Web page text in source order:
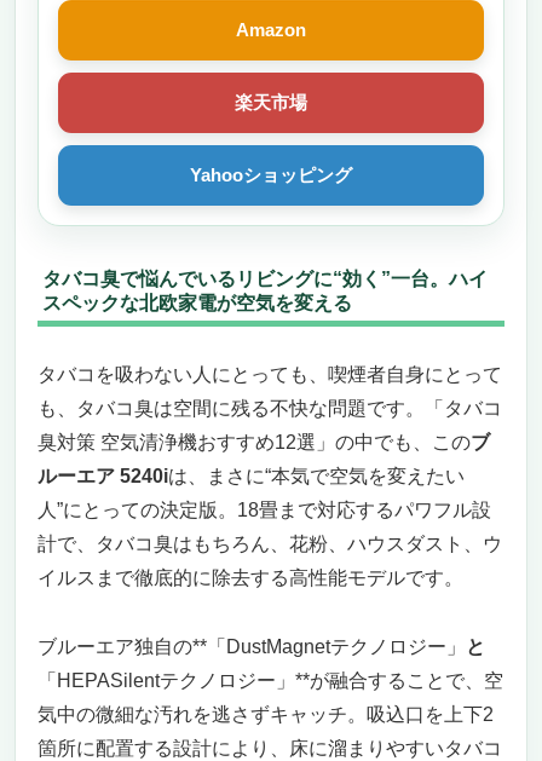
Amazon
楽天市場
Yahooショッピング
タバコ臭で悩んでいるリビングに“効く”一台。ハイ
スペックな北欧家電が空気を変える
タバコを吸わない人にとっても、喫煙者自身にとって
も、タバコ臭は空間に残る不快な問題です。「タバコ
臭対策 空気清浄機おすすめ12選」の中でも、このブ
ルーエア 5240iは、まさに“本気で空気を変えたい
人”にとっての決定版。18畳まで対応するパワフル設
計で、タバコ臭はもちろん、花粉、ハウスダスト、ウ
イルスまで徹底的に除去する高性能モデルです。
ブルーエア独自の**「DustMagnetテクノロジー」
と
「HEPASilentテクノロジー」**が融合することで、空
気中の微細な汚れを逃さずキャッチ。吸込口を上下2
箇所に配置する設計により、床に溜まりやすいタバコ